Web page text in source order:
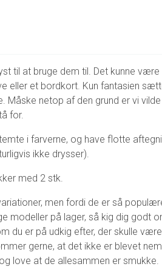
til at bruge dem til. Det kunne være
eller et bordkort. Kun fantasien
Måske netop af den grund er vi
for.
i farverne, og have flotte
ikke drysser).
med 2 stk.
men fordi de er så
modeller på lager, så kig dig godt
du er på udkig efter, der skulle
gerne, at det ikke er blevet
love at de allesammen er smukke.